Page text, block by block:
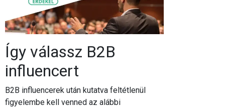
Így válassz B2B
influencert
B2B influencerek után kutatva feltétlenül
figyelembe kell venned az alábbi